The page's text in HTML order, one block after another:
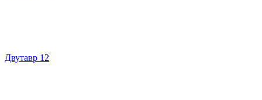
Двутавр 12